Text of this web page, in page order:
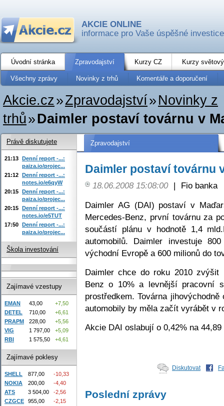
AKCIE ONLINE
informace pro Vaše úspěšné investice
Úvodní stránka Zpravodajství Kurzy CZ Kurzy
Všechny zprávy Novinky z trhů Komentáře a doporučení
Akcie.cz»Zpravodajství» Novinky z
trhů»Daimler postaví továrnu v
Zpravodajství
Daimler postaví továrnu
18.06.2008 15:08:00 |
Fio banka
Daimler AG (DAI) postaví v
Mercedes-Benz, první továrnu za
součástí plánu v hodnotě 1,4
automobilů. Daimler investuje
východní Evropě a 600 milionů do
Daimler chce do roku 2010
Benz o 10% a levnější pracovní
prostředkem. Továrna
automobily by měla začít vyrábět v
Akcie DAI oslabují o 0,42% na 44,89
Diskutovat
Poslední zprávy
Právě diskutujete
21:13 Denní report -...:
paiza.io/projec...
21:12 Denní report -...:
notes.io/e6qyW
20:15 Denní report -...:
paiza.io/projec...
20:15 Denní report -...:
notes.io/e5TUT
17:50 Denní report -...:
paiza.io/projec...
Škola investování
Zajímavé vzestupy
EMAN 43,00
+7,50
DETEL
710,00
+6,61
PRAPM
228,00
+5,56
VIG
1 797,00
+5,09
RBI
1 575,50 +4,61
Zajímavé poklesy
SHELL 877,00
-10,33
NOKIA
200,00
-4,40
ATS
3 504,00
-2,56
CZGCE
955,00
-2,15